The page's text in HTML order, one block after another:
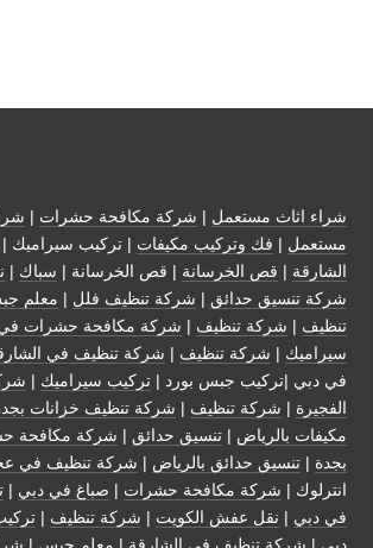
شراء اثاث مستعمل | شركة مكافحة حشرات |
مستعمل | فك وتركيب مكيفات | تركيب سيراميك |
الشارقة | قص الخرسانة | قص الخرسانة | سباك |
شركة تنسيق حدائق | شركة تنظيف فلل | معلم
تنظيف | شركة تنظيف | شركة مكافحة حشرات
سيراميك | شركة تنظيف | شركة تنظيف في
في دبي |تركيب جبس بورد | تركيب سيراميك |
الفجيرة | شركة تنظيف | شركة تنظيف خزانات
مكيفات بالرياض | تنسيق حدائق | شركة مكافحة
بجدة | تنسيق حدائق بالرياض | شركة تنظيف في
انترلوك | شركة مكافحة حشرات | صباغ في دبي |
في دبي | نقل عفش الكويت | شركة تنظيف |